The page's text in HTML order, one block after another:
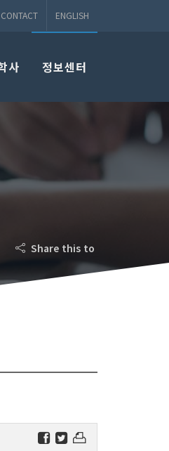
CONTACT ENGLISH
사 정보센터
Share this to